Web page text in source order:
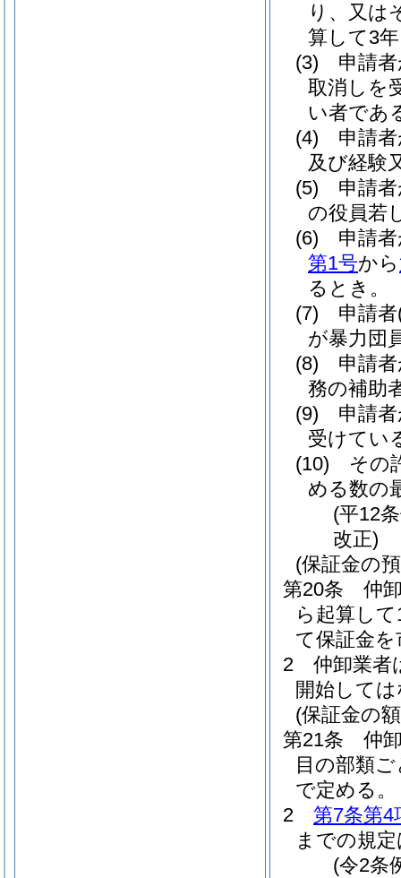
り、又は
算して3
(3)
申請
取消しを
い者であ
(4)
申請
及び経験
(5)
申請
の役員若
(6)
申請
第1号から
るとき。
(7)
申請者
が暴力団
(8)
申請
務の補助
(9)
申請
受けてい
(10)
その
める数の
(平12
改正)
(保証金の
第20条
仲
ら起算し
て保証金
2
仲卸業者
開始して
(保証金の
第21条
仲
目の部類
で定める。
2
第7条第4
までの規
(令2条